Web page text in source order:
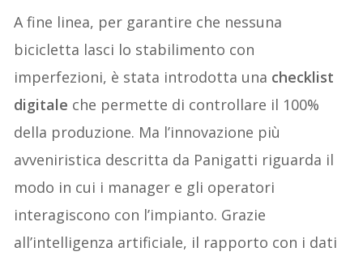
A fine linea, per garantire che nessuna
bicicletta lasci lo stabilimento con
imperfezioni, è stata introdotta una checklist
digitale che permette di controllare il 100%
della produzione. Ma l’innovazione più
avveniristica descritta da Panigatti riguarda il
modo in cui i manager e gli operatori
interagiscono con l’impianto. Grazie
all’intelligenza artificiale, il rapporto con i dati